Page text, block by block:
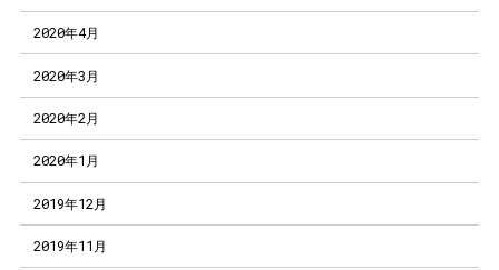
2020年4月
2020年3月
2020年2月
2020年1月
2019年12月
2019年11月